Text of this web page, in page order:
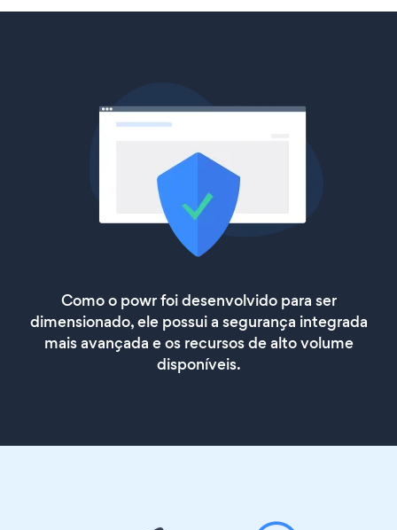
Como o powr foi desenvolvido para ser
dimensionado, ele possui a segurança integrada
mais avançada e os recursos de alto volume
disponíveis.